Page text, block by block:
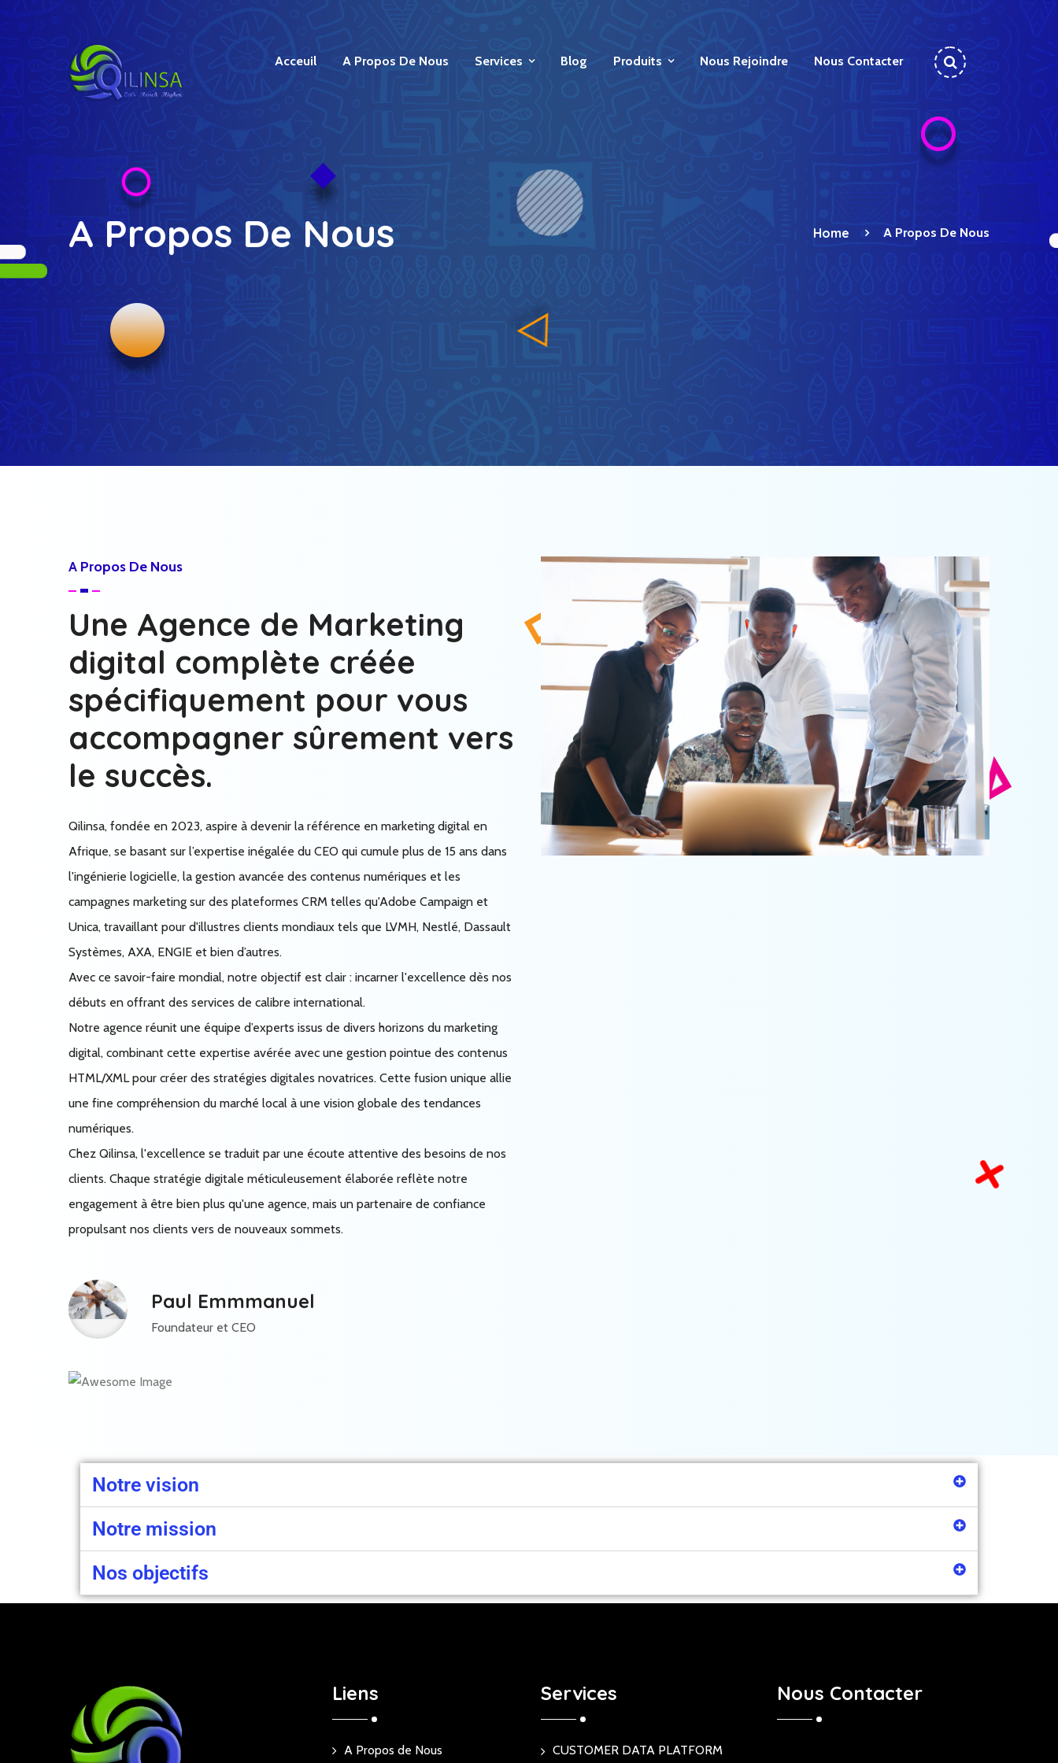
Acceuil A Propos De Nous Services Blog Produits Nous Rejoindre Nous Contacter
A Propos De Nous Home A Propos De Nous
A Propos De Nous
Une Agence de Marketing
digital complète créée
spécifiquement pour vous
accompagner sûrement vers
le succès.
Qilinsa, fondée en 2023, aspire à devenir la référence en marketing digital en
Afrique, se basant sur l’expertise inégalée du CEO qui cumule plus de 15 ans dans
l'ingénierie logicielle, la gestion avancée des contenus numériques et les
campagnes marketing sur des plateformes CRM telles qu'Adobe Campaign et
Unica, travaillant pour d'illustres clients mondiaux tels que LVMH, Nestlé, Dassault
Systèmes, AXA, ENGIE et bien d’autres.
Avec ce savoir-faire mondial, notre objectif est clair : incarner l'excellence dès nos
débuts en offrant des services de calibre international.
Notre agence réunit une équipe d’experts issus de divers horizons du marketing
digital, combinant cette expertise avérée avec une gestion pointue des contenus
HTML/XML pour créer des stratégies digitales novatrices. Cette fusion unique allie
une fine compréhension du marché local à une vision globale des tendances
numériques.
Chez Qilinsa, l'excellence se traduit par une écoute attentive des besoins de nos
clients. Chaque stratégie digitale méticuleusement élaborée reflète notre
engagement à être bien plus qu'une agence, mais un partenaire de confiance
propulsant nos clients vers de nouveaux sommets.
Paul Emmmanuel
Foundateur et CEO
Notre vision
Notre mission
Nos objectifs
Liens
A Propos de Nous
Services
CUSTOMER DATA PLATFORM
Nous Contacter